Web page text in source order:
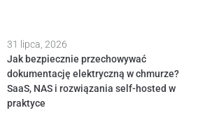
31 lipca, 2026
Jak bezpiecznie przechowywać
dokumentację elektryczną w chmurze?
SaaS, NAS i rozwiązania self-hosted w
praktyce